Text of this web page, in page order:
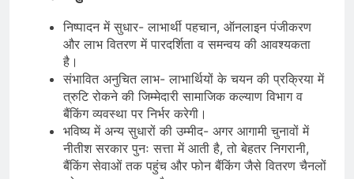
निष्पादन में सुधार- लाभार्थी पहचान, ऑनलाइन पंजीकरण
और लाभ वितरण में पारदर्शिता व समन्वय की आवश्यकता
है।
संभावित अनुचित लाभ- लाभार्थियों के चयन की प्रक्रिया में
त्रुटि रोकने की जिम्मेदारी सामाजिक कल्याण विभाग व
बैंकिंग व्यवस्था पर निर्भर करेगी।
भविष्य में अन्य सुधारों की उम्मीद- अगर आगामी चुनावों में
नीतीश सरकार पुनः सत्ता में आती है, तो बेहतर निगरानी,
बैंकिंग सेवाओं तक पहुंच और फोन बैंकिंग जैसे वितरण चैनलों